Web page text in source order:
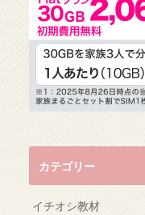
カテゴリー
イチオシ教材